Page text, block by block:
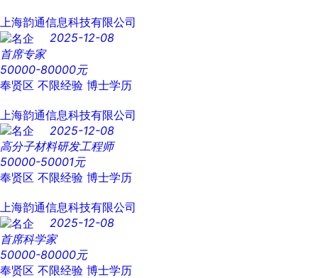
上海韵通信息科技有限公司
2025-12-08
首席专家
50000-80000元
奉贤区 不限经验 博士学历
上海韵通信息科技有限公司
2025-12-08
高分子材料研发工程师
50000-50001元
奉贤区 不限经验 博士学历
上海韵通信息科技有限公司
2025-12-08
首席科学家
50000-80000元
奉贤区 不限经验 博士学历